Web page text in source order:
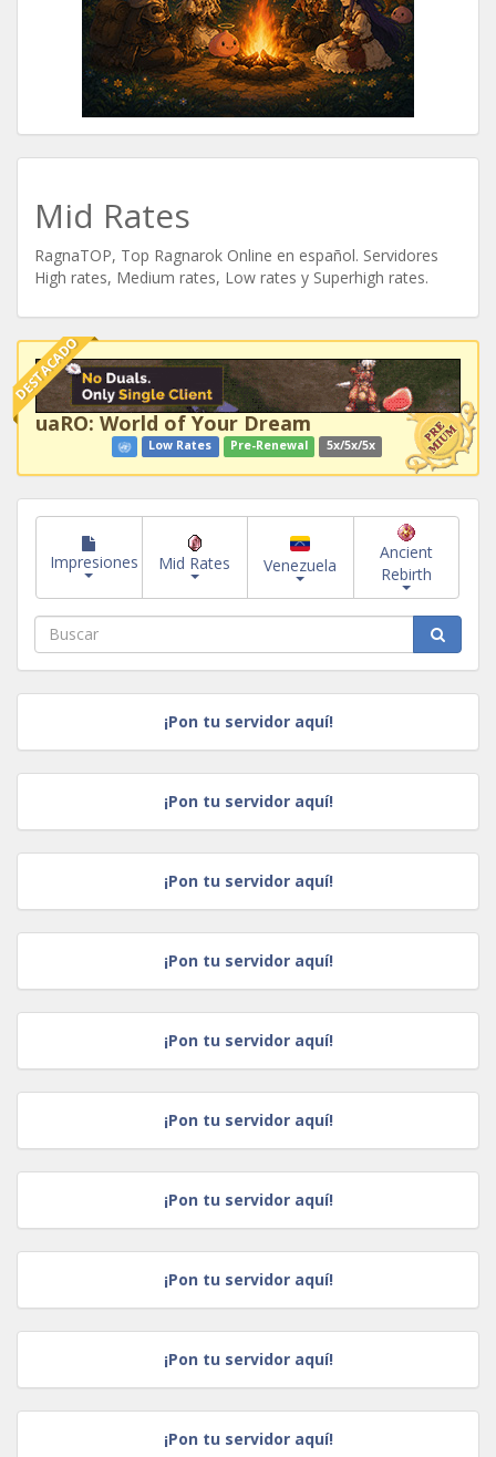
Mid Rates
RagnaTOP, Top Ragnarok Online en español. Servidores
High rates, Medium rates, Low rates y Superhigh rates.
DESTACADO
uaRO: World of Your Dream
Low Rates Pre-Renewal 5x/5x/5x
Impresiones Mid Rates Venezuela
Ancient
Rebirth
¡Pon tu servidor aquí!
¡Pon tu servidor aquí!
¡Pon tu servidor aquí!
¡Pon tu servidor aquí!
¡Pon tu servidor aquí!
¡Pon tu servidor aquí!
¡Pon tu servidor aquí!
¡Pon tu servidor aquí!
¡Pon tu servidor aquí!
¡Pon tu servidor aquí!